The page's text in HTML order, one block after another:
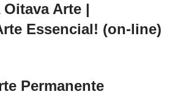
Arte |
Essencial! (on-line)
Permanente